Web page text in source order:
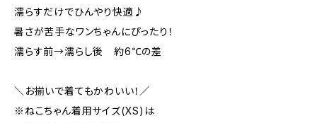
濡らすだけでひんやり快適♪
暑さが苦手なワンちゃんにぴったり！
濡らす前→濡らし後 約6℃の差
＼お揃いで着てもかわいい！／
※ねこちゃん着用サイズ(XS)は